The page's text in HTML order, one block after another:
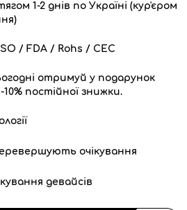
1-2 днів по Україні (кур'єром
/ FDA / Rohs / CEC
отримуй у подарунок
постійної знижки.
очікування
девайсів